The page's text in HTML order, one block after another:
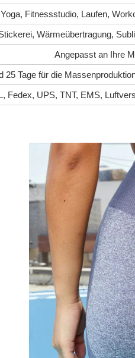
Yoga, Fitnessstudio, Laufen,
Wärmeübertragung,
Angepasst an Ihre
25 Tage für die
Fedex, UPS, TNT, EMS,